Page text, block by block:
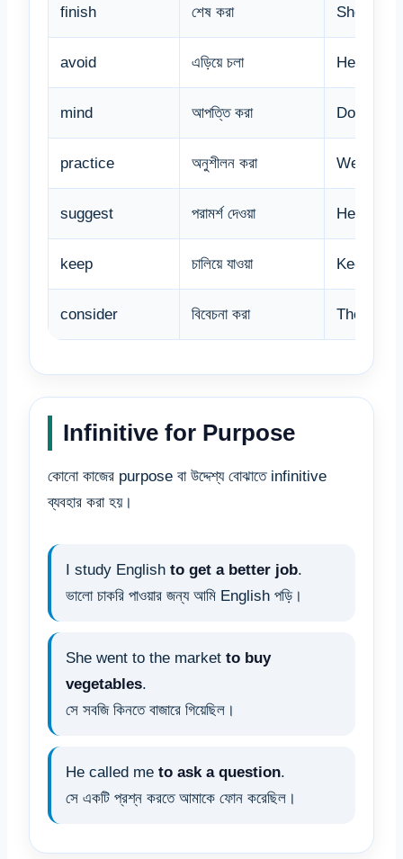
finish শেষ করা She
avoid এড়িয়ে চলা He
mind আপত্তি করা Do you
practice অনুশীলন করা We
suggest পরামর্শ দেওয়া He
keep চালিয়ে যাওয়া Keep
consider বিবেচনা করা They
Infinitive for Purpose
কোনো কাজের purpose বা উদ্দেশ্য বোঝাতে infinitive
ব্যবহার করা হয়।
I study English to get a better job.
ভালো চাকরি পাওয়ার জন্য আমি English পড়ি।
She went to the market to buy
vegetables.
সে সবজি কিনতে বাজারে গিয়েছিল।
He called me to ask a question.
সে একটি প্রশ্ন করতে আমাকে ফোন করেছিল।